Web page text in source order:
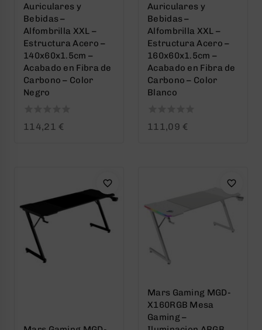
Auriculares y
Bebidas –
Alfombrilla XXL –
Estructura Acero –
140x60x1.5cm –
Acabado en Fibra de
Carbono – Color
Negro
0114,21 €
Auriculares y
Bebidas –
Alfombrilla XXL –
Estructura Acero –
160x60x1.5cm –
Acabado en Fibra de
Carbono – Color
Blanco
0111,09 €
Mars Gaming MGD-
X160RGB Mesa
Gaming –